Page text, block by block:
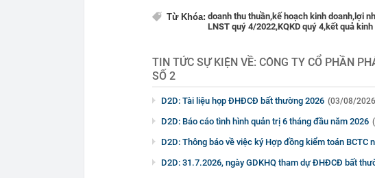
Từ Khóa: doanh thu thuần,kế hoạch kinh doanh, lợi
LNST quý 4/2022,KQKD quý 4,kết quả
TIN TỨC SỰ KIỆN VỀ: CÔNG TY CỔ PHẦN
SỐ 2
D2D: Tài liệu họp ĐHĐCĐ bất thường 2026 (03/08/
D2D: Báo cáo tình hình quản trị 6 tháng đầu năm 2026
D2D: Thông báo về việc ký Hợp đồng kiểm toán BCTC
D2D: 31.7.2026, ngày GDKHQ tham dự ĐHĐCĐ bất